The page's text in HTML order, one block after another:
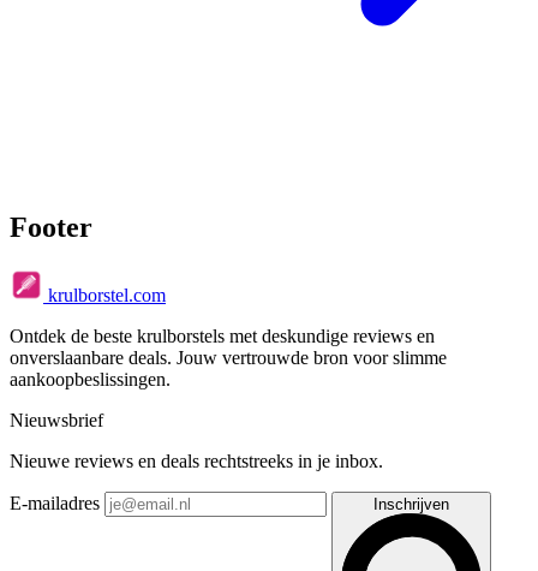
Footer
krulborstel.com
Ontdek de beste krulborstels met deskundige reviews en
onverslaanbare deals. Jouw vertrouwde bron voor slimme
aankoopbeslissingen.
Nieuwsbrief
Nieuwe reviews en deals rechtstreeks in je inbox.
E-mailadres Inschrijven